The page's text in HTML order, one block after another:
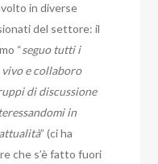
in diverse
del settore: il
“seguo tutti i
e collaboro
di discussione
in
” (ci ha
che s’è fatto fuori